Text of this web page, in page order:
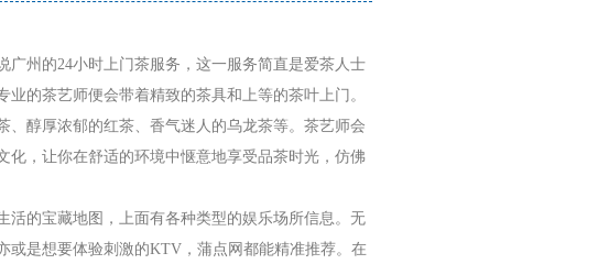
州的24小时上门茶服务，这一服务简直是爱茶人士
的茶艺师便会带着精致的茶具和上等的茶叶上门。
醇厚浓郁的红茶、香气迷人的乌龙茶等。茶艺师会
，让你在舒适的环境中惬意地享受品茶时光，仿佛
的宝藏地图，上面有各种类型的娱乐场所信息。无
或是想要体验刺激的KTV，蒲点网都能精准推荐。在